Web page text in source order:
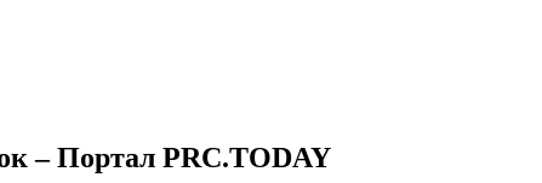
– Портал PRC.TODAY